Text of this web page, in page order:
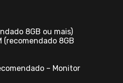
8GB ou mais)
(recomendado 8GB
– Monitor